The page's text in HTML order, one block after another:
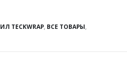
TECKWRAP, ВСЕ ТОВАРЫ,